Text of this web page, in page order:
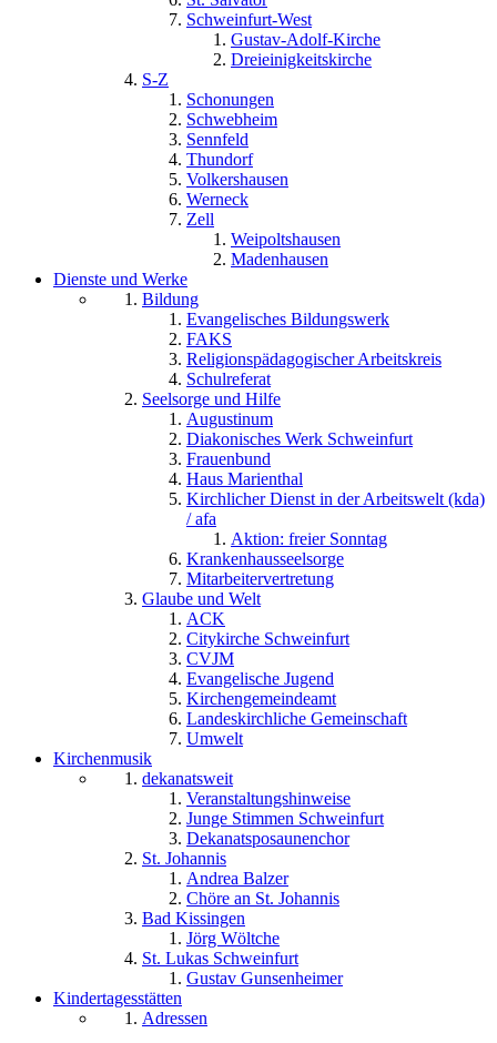
Schweinfurt-West
Gustav-Adolf-Kirche
Dreieinigkeitskirche
S-Z
Schonungen
Schwebheim
Sennfeld
Thundorf
Volkershausen
Werneck
Zell
Weipoltshausen
Madenhausen
Dienste und Werke
Bildung
Evangelisches Bildungswerk
FAKS
Religionspädagogischer Arbeitskreis
Schulreferat
Seelsorge und Hilfe
Augustinum
Diakonisches Werk Schweinfurt
Frauenbund
Haus Marienthal
Kirchlicher Dienst in der Arbeitswelt (kda)
/ afa
Aktion: freier Sonntag
Krankenhausseelsorge
Mitarbeitervertretung
Glaube und Welt
ACK
Citykirche Schweinfurt
CVJM
Evangelische Jugend
Kirchengemeindeamt
Landeskirchliche Gemeinschaft
Umwelt
Kirchenmusik
dekanatsweit
Veranstaltungshinweise
Junge Stimmen Schweinfurt
Dekanatsposaunenchor
St. Johannis
Andrea Balzer
Chöre an St. Johannis
Bad Kissingen
Jörg Wöltche
St. Lukas Schweinfurt
Gustav Gunsenheimer
Kindertagesstätten
Adressen